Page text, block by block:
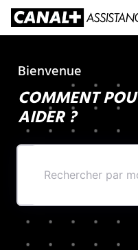
Bienvenue
COMMENT
AIDER ?
Rechercher
par
mots